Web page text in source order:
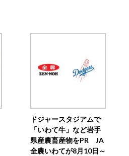
ドジャースタジアムで
「いわて牛」など岩手
県産農畜産物をPR JA
全農いわてが8月10日～